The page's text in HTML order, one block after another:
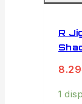
R
8.29
1